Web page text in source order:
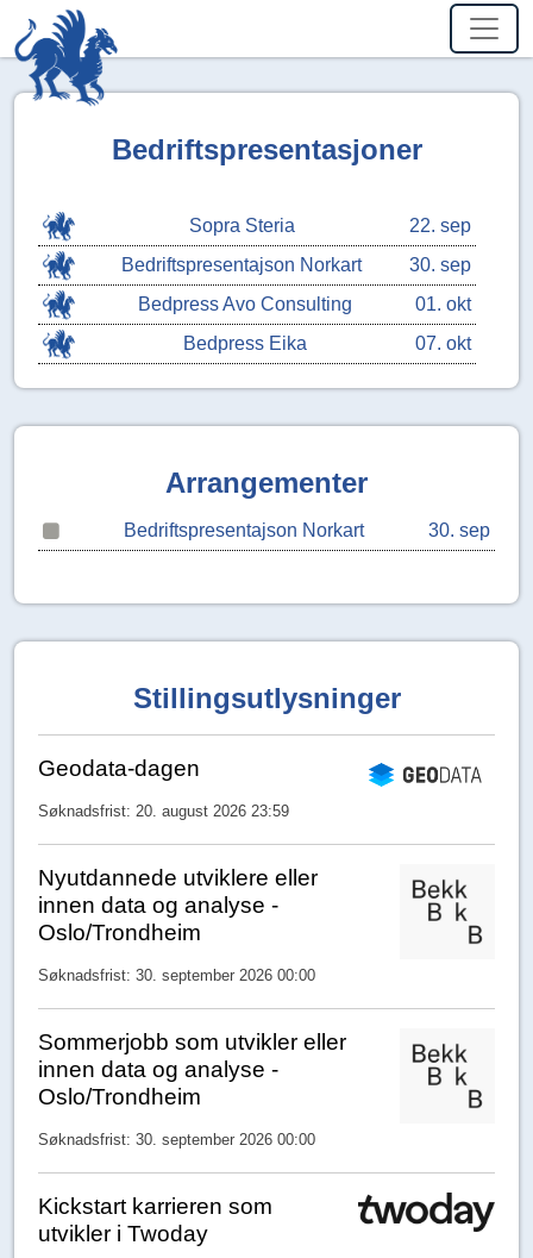
Bedriftspresentasjoner
22. sep
Sopra Steria
30. sep
Bedriftspresentajson Norkart
01. okt
Bedpress Avo Consulting
07. okt
Bedpress Eika
Arrangementer
30. sep
Bedriftspresentajson Norkart
Stillingsutlysninger
Geodata-dagen
Søknadsfrist: 20. august 2026 23:59
Nyutdannede utviklere eller
innen data og analyse -
Oslo/Trondheim
Søknadsfrist: 30. september 2026 00:00
Sommerjobb som utvikler eller
innen data og analyse -
Oslo/Trondheim
Søknadsfrist: 30. september 2026 00:00
Kickstart karrieren som
utvikler i Twoday